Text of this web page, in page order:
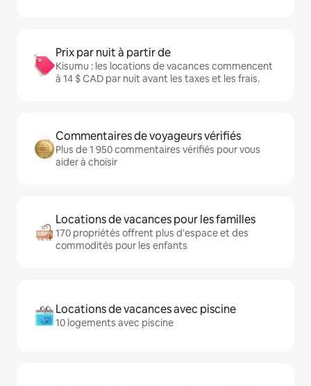
Prix par nuit à partir de
Kisumu : les locations de vacances commencent
à 14 $ CAD par nuit avant les taxes et les frais.
Commentaires de voyageurs vérifiés
Plus de 1 950 commentaires vérifiés pour vous
aider à choisir
Locations de vacances pour les familles
170 propriétés offrent plus d'espace et des
commodités pour les enfants
Locations de vacances avec piscine
10 logements avec piscine